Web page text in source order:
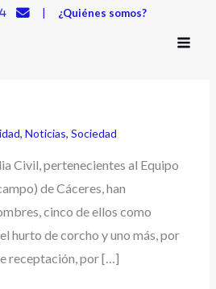
| ¿Quiénes somos?
,Noticias,Sociedad
Civil, pertenecientes al Equipo
de Cáceres, han
cinco de ellos como
hurto de corcho y uno más, por
receptación, por […]